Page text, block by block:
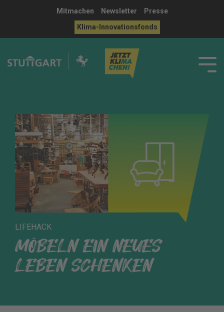
Mitmachen Newsletter
Presse
Klima-Innovationsfonds
LIFEHACK
MÖBELN EIN NEUES
LEBEN SCHENKEN